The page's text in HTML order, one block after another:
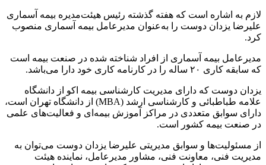
لازم به اشاره است که هفته گذشته رئیس هیئت‌مدیره بیمه آسماری
علیرضا یزدان دوست را به‌عنوان مدیرعامل بیمه آسماری منصوب
کرد.
مدیرعامل بیمه آسماری از افراد شناخته شده در صنعت بیمه است
که سابقه کاری ۲۰ ساله را در کارنامه کاری خود دارا می‌باشد.
یزدان دوست که دارای مدیریت کارشناسی بیمه اکو از دانشگاه
علامه طباطبائی و کارشناسی ارشد (MBA) از دانشگاه تهران است،
دارای سوابق متعددی در مراکز آموزش بیمه‌ای و فعالیت‌های علمی
در صنعت بیمه کشور است.
از مسئولیت‌ها و سوابق مدیریتی علیرضا یزدان دوست می‌توان به
مدیریت فنی، معاونت فنی، مشاور مدیرعامل، نماینده هیئت